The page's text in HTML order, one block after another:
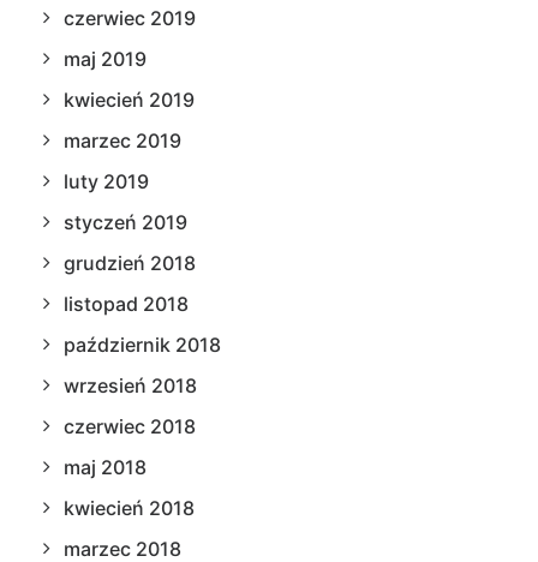
czerwiec 2019
maj 2019
kwiecień 2019
marzec 2019
luty 2019
styczeń 2019
grudzień 2018
listopad 2018
październik 2018
wrzesień 2018
czerwiec 2018
maj 2018
kwiecień 2018
marzec 2018